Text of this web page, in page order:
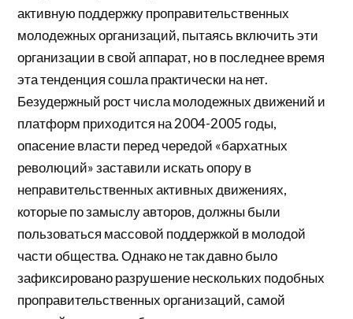
активную поддержку проправительственных
молодежных организаций, пытаясь включить эти
организации в свой аппарат, но в последнее время
эта тенденция сошла практически на нет.
Безудержный рост числа молодежных движений и
платформ приходится на 2004-2005 годы,
опасение власти перед чередой «бархатных
революций» заставили искать опору в
неправительственных активных движениях,
которые по замыслу авторов, должны были
пользоваться массовой поддержкой в молодой
части общества. Однако не так давно было
зафиксировано разрушение нескольких подобных
проправительственных организаций, самой